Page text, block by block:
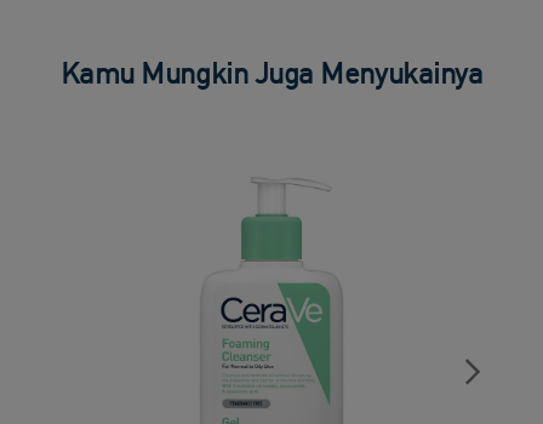
Kamu Mungkin Juga Menyukainya